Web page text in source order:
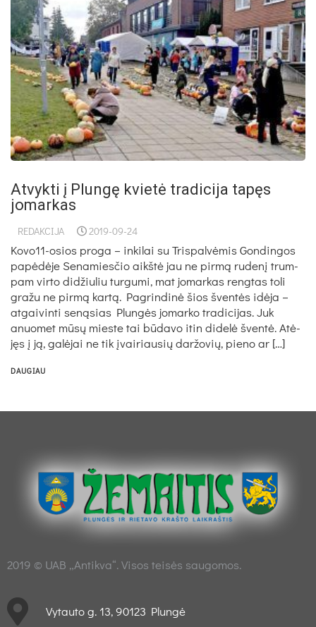
Atvykti į Plungę kvietė tradicija tapęs
jomarkas
REDAKCIJA 2019-09-24
Kovo11-osios proga – inkilai su Trispalvėmis Gon­din­gos
pa­pė­dė­je Se­na­mies­čio aikš­tė jau ne pir­mą ru­de­nį trum­
pam vir­to di­džiu­liu tur­gu­mi, mat jo­mar­kas reng­tas to­li
gra­žu ne pir­mą kar­tą. Pag­rin­di­nė šios šven­tės idė­ja –
at­gai­vin­ti se­ną­sias Plun­gės jo­mar­ko tra­di­ci­jas. Juk
anuo­met mū­sų mies­te tai bū­da­vo itin di­de­lė šven­tė. Atė­
jęs į ją, ga­lė­jai ne tik įvai­riau­sių dar­žo­vių, pie­no ar […]
DAUGIAU
2019 © UAB „Antikva“. Visos teisės saugomos.
Vytauto g. 13, 90123 Plungė